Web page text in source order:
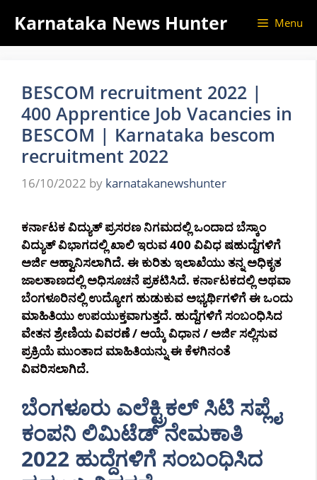
content
Karnataka News Hunter Menu
BESCOM recruitment 2022 |
400 Apprentice Job Vacancies in
BESCOM | Karnataka bescom
recruitment 2022
16/10/2022 by karnatakanewshunter
ಕರ್ನಾಟಕ ವಿದ್ಯುತ್ ಪ್ರಸರಣ ನಿಗಮದಲ್ಲಿ ಒಂದಾದ ಬೆಸ್ಕಾಂ
ವಿದ್ಯುತ್ ವಿಭಾಗದಲ್ಲಿ ಖಾಲಿ ಇರುವ 400 ವಿವಿಧ ಷಹುದ್ದೆಗಳಿಗೆ
ಅರ್ಜಿ ಆಹ್ವಾನಿಸಲಾಗಿದೆ. ಈ ಕುರಿತು ಇಲಾಖೆಯು ತನ್ನ ಅಧಿಕೃತ
ಜಾಲತಾಣದಲ್ಲಿ ಅಧಿಸೂಚನೆ ಪ್ರಕಟಿಸಿದೆ. ಕರ್ನಾಟಕದಲ್ಲಿ ಅಥವಾ
ಬೆಂಗಳೂರಿನಲ್ಲಿ ಉದ್ಯೋಗ ಹುಡುಕುವ ಅಭ್ಯರ್ಥಿಗಳಿಗೆ ಈ ಒಂದು
ಮಾಹಿತಿಯು ಉಪಯುಕ್ತವಾಗುತ್ತದೆ. ಹುದ್ದೆಗಳಿಗೆ ಸಂಬಂಧಿಸಿದ
ವೇತನ ಶ್ರೇಣಿಯ ವಿವರಣೆ / ಆಯ್ಕೆ ವಿಧಾನ / ಅರ್ಜಿ ಸಲ್ಲಿಸುವ
ಪ್ರಕ್ರಿಯೆ ಮುಂತಾದ ಮಾಹಿತಿಯನ್ನು ಈ ಕೆಳಗಿನಂತೆ
ವಿವರಿಸಲಾಗಿದೆ.
ಬೆಂಗಳೂರು ಎಲೆಕ್ಟ್ರಿಕಲ್ ಸಿಟಿ ಸಪ್ಲೈ
ಕಂಪನಿ ಲಿಮಿಟೆಡ್ ನೇಮಕಾತಿ
2022 ಹುದ್ದೆಗಳಿಗೆ ಸಂಬಂಧಿಸಿದ